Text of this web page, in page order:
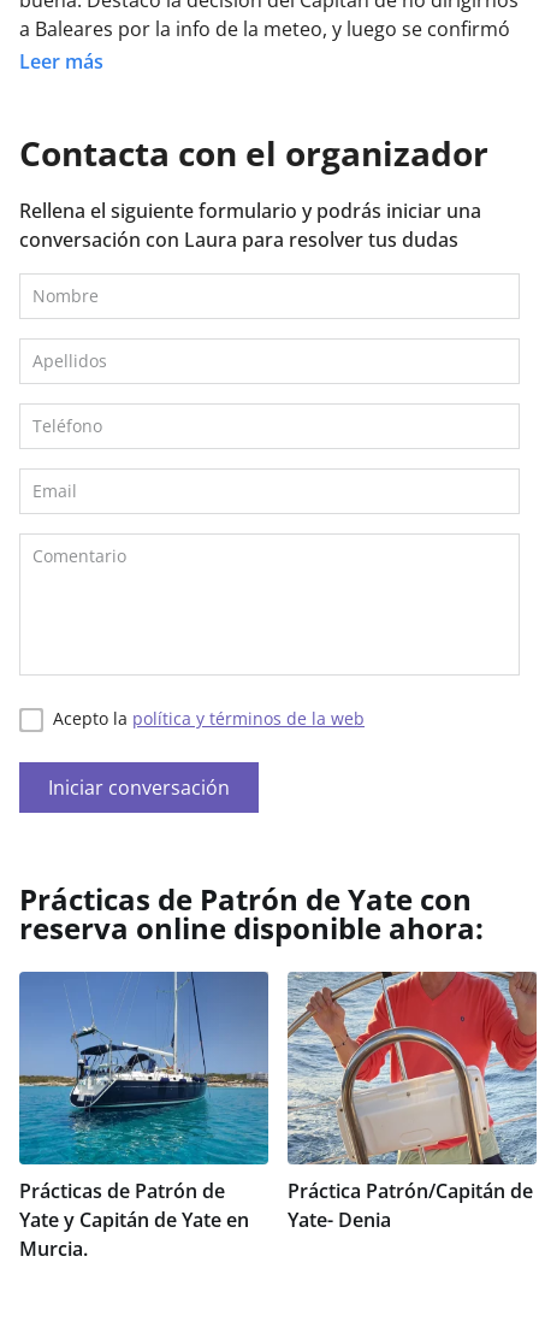
a Baleares por la info de la meteo, y luego se confirmó
por la tormenta eléctrica que hubo la noche del
Leer más
Contacta con el organizador
Rellena el siguiente formulario y podrás iniciar una
conversación con Laura para resolver tus dudas
Acepto la política y términos de la web
Iniciar conversación
Prácticas de Patrón de Yate con
reserva online disponible ahora:
Prácticas de Patrón de
Yate y Capitán de Yate en
Murcia.
Práctica Patrón/Capitán de
Yate- Denia